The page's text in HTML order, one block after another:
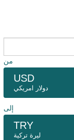
من
USD
دولار امريكي
إلى
TRY
ليرة تركية